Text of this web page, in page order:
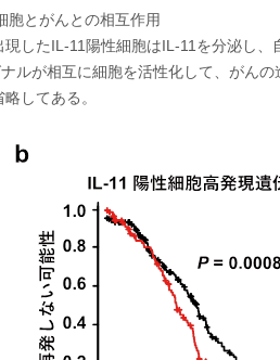
胞とがんとの相互作用
したIL-11陽性細胞はIL-11を分泌し、
ルが相互に細胞を活性化して、がんの
してある。